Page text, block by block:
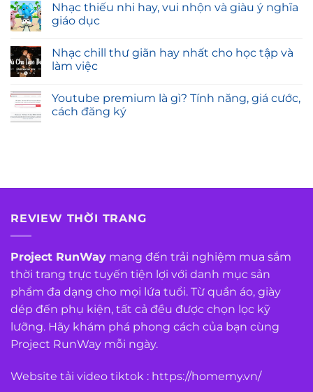
Nhạc thiếu nhi hay, vui nhộn và giàu ý nghĩa
giáo dục
Nhạc chill thư giãn hay nhất cho học tập và
làm việc
Youtube premium là gì? Tính năng, giá cước,
cách đăng ký
REVIEW THỜI TRANG
Project RunWay mang đến trải nghiệm mua sắm
thời trang trực tuyến tiện lợi với danh mục sản
phẩm đa dạng cho mọi lứa tuổi. Từ quần áo, giày
dép đến phụ kiện, tất cả đều được chọn lọc kỹ
lưỡng. Hãy khám phá phong cách của bạn cùng
Project RunWay mỗi ngày.
Website tải video tiktok : https://homemy.vn/